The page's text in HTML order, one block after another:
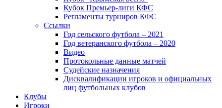
Кубок Премьер-лиги КФС
Регламенты турниров КФС
Ссылки
Год сельского футбола – 2021
Год ветеранского футбола – 2020
Видео
Протокольные данные матчей
Судейские назначения
Дисквалификации игроков и официальных
лиц футбольных клубов
Клубы
Игроки